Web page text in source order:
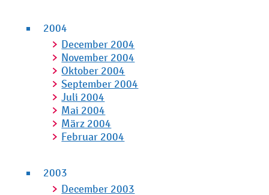
2004
December 2004
November 2004
Oktober 2004
September 2004
Juli 2004
Mai 2004
März 2004
Februar 2004
2003
December 2003